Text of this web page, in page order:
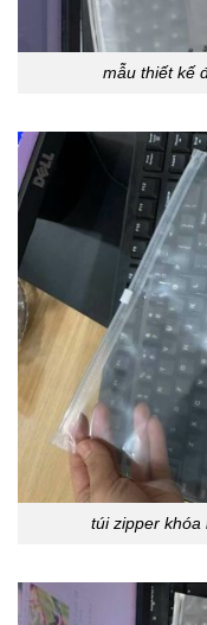
mẫu thiết kế
túi zipper khóa